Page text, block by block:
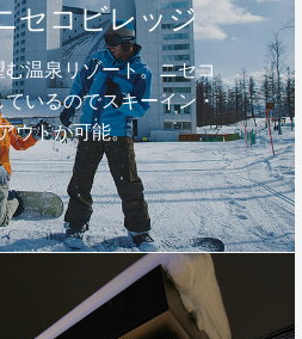
セコビレッジ
温泉リゾート。ニセコ
いるのでスキーイン・
ウトが可能。